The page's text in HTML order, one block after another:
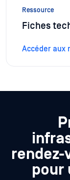
Ressource
Fiches
Accéder aux
rendez-
pour